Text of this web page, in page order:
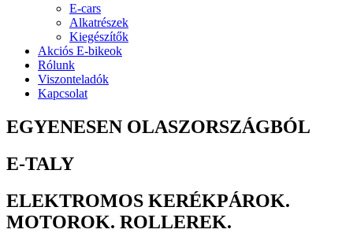
E-cars
Alkatrészek
Kiegészítők
Akciós E-bikeok
Rólunk
Viszonteladók
Kapcsolat
EGYENESEN OLASZORSZÁGBÓL
E-TALY
ELEKTROMOS KERÉKPÁROK.
MOTOROK. ROLLEREK.